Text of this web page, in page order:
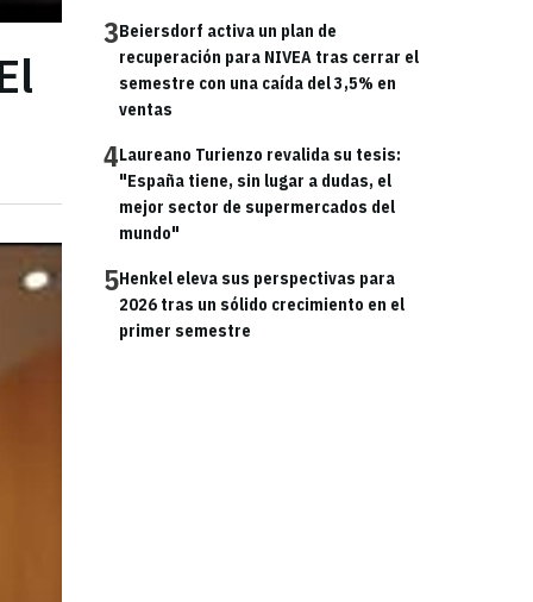
3Beiersdorf activa un plan de
recuperación para NIVEA tras cerrar el
semestre con una caída del 3,5% en
ventas
4Laureano Turienzo revalida su tesis:
"España tiene, sin lugar a dudas, el
mejor sector de supermercados del
mundo"
5Henkel eleva sus perspectivas para
2026 tras un sólido crecimiento en el
primer semestre